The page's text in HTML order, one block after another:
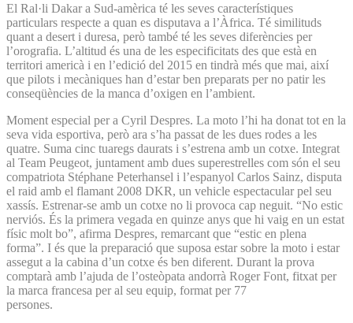
El Ral·li Dakar a Sud-amèrica té les seves característiques
particulars respecte a quan es disputava a l’Àfrica. Té similituds
quant a desert i duresa, però també té les seves diferències per
l’orografia. L’altitud és una de les especificitats des que està en
territori americà i en l’edició del 2015 en tindrà més que mai, així
que pilots i mecàniques han d’estar ben preparats per no patir les
conseqüències de la manca d’oxigen en l’ambient.
Moment especial per a Cyril Despres. La moto l’hi ha donat tot en la
seva vida esportiva, però ara s’ha passat de les dues rodes a les
quatre. Suma cinc tuaregs daurats i s’estrena amb un cotxe. Integrat
al Team Peugeot, juntament amb dues superestrelles com són el seu
compatriota Stéphane Peterhansel i l’espanyol Carlos Sainz, disputa
el raid amb el flamant 2008 DKR, un vehicle espectacular pel seu
xassís. Estrenar-se amb un cotxe no li provoca cap neguit. “No estic
nerviós. És la primera vegada en quinze anys que hi vaig en un estat
físic molt bo”, afirma Despres, remarcant que “estic en plena
forma”. I és que la preparació que suposa estar sobre la moto i estar
assegut a la cabina d’un cotxe és ben diferent. Durant la prova
comptarà amb l’ajuda de l’osteòpata andorrà Roger Font, fitxat per
la marca francesa per al seu equip, format per 77
persones.